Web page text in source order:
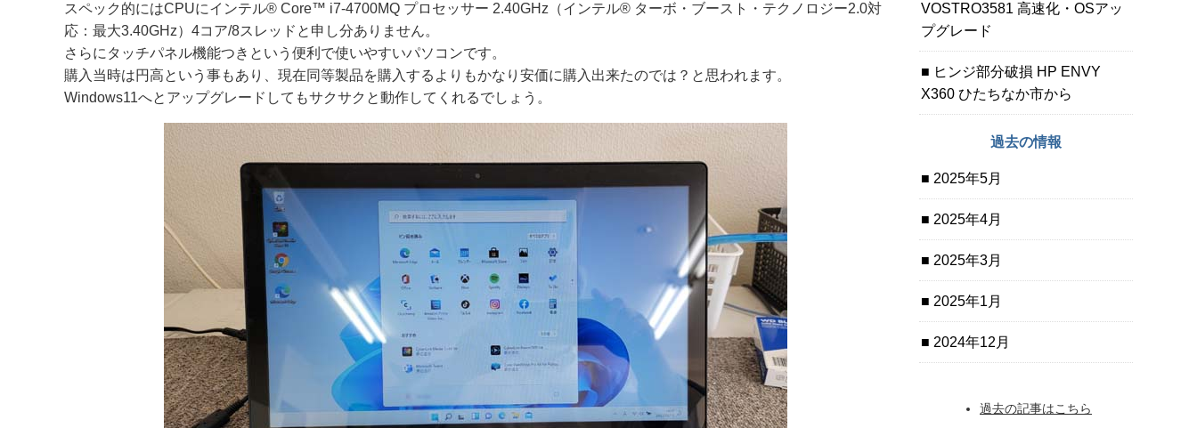
スペック的にはCPUにインテル® Core™ i7-4700MQ プロセッサー 2.40GHz（インテル® ターボ・ブースト・テクノロジー2.0対
応：最大3.40GHz）4コア/8スレッドと申し分ありません。
さらにタッチパネル機能つきという便利で使いやすいパソコンです。
購入当時は円高という事もあり、現在同等製品を購入するよりもかなり安価に購入出来たのでは？と思われます。
Windows11へとアップグレードしてもサクサクと動作してくれるでしょう。
VOSTRO3581 高速化・OSアッ
プグレード
ヒンジ部分破損 HP ENVY
X360 ひたちなか市から
過去の情報
2025年5月
2025年4月
2025年3月
2025年1月
2024年12月
過去の記事はこちら